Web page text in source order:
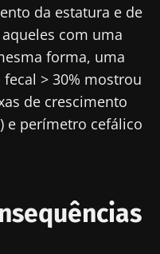
da estatura e de
com uma
forma, uma
> 30% mostrou
de crescimento
e perímetro cefálico